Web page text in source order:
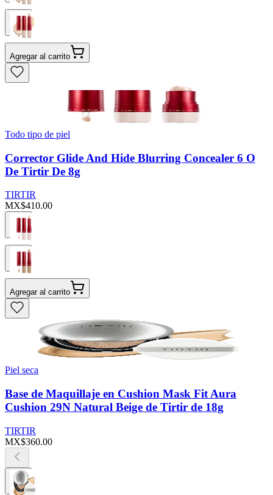
Agregar al carrito
Todo tipo de piel
Corrector Glide And Hide Blurring Concealer 6 O
De Tirtir De 8g
TIRTIR
MX$410.00
Agregar al carrito
Piel seca
Base de Maquillaje en Cushion Mask Fit Aura
Cushion 29N Natural Beige de Tirtir de 18g
TIRTIR
MX$360.00